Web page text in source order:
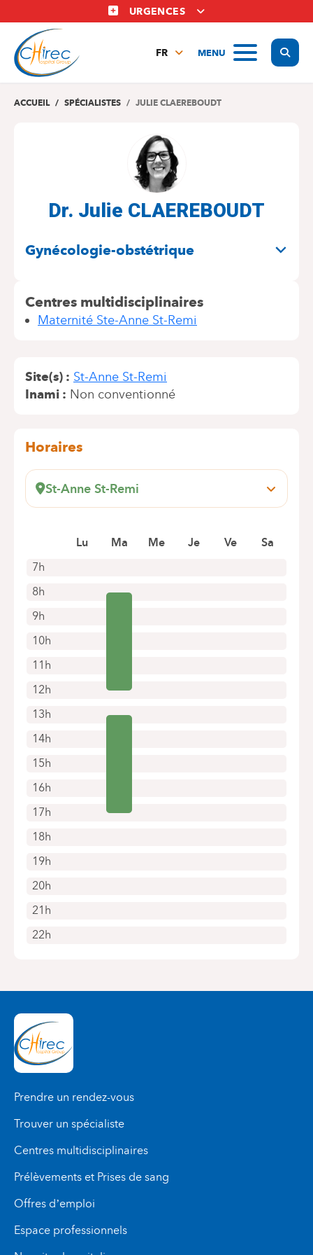
au
contenu
principal
URGENCES
MENU
FR
EN
ACCUEIL SPÉCIALISTES JULIE CLAEREBOUDT
Dr. Julie CLAEREBOUDT
Gynécologie-obstétrique
Centres multidisciplinaires
Maternité Ste-Anne St-Remi
Site(s)
St-Anne St-Remi
Inami
Non conventionné
Horaires
St-Anne St-Remi
Boulevard Jules Graindor, 66
+32 2 434 37 42
Rendez-vous uniquement par téléphone
7h
8h
9h
10h
11h
12h
13h
14h
15h
16h
17h
18h
19h
20h
21h
22h
Lu Ma Me Je Ve Sa
Prendre un rendez-vous
Trouver un spécialiste
Centres multidisciplinaires
Prélèvements et Prises de sang
Offres d’emploi
Espace professionnels